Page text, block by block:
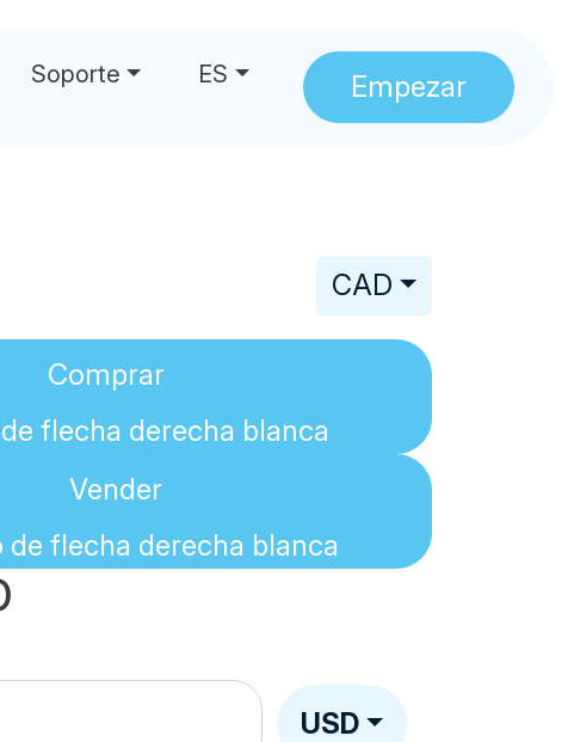
Soporte ES Empezar
CAD
Comprar
Vender
USD